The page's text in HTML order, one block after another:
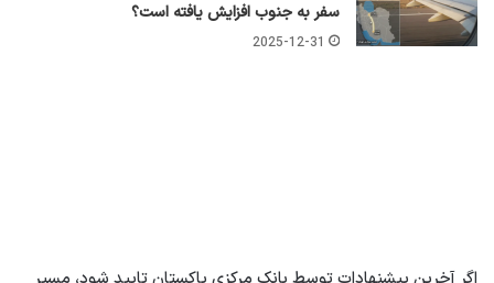
سفر به جنوب افزایش یافته است؟
2025-12-31